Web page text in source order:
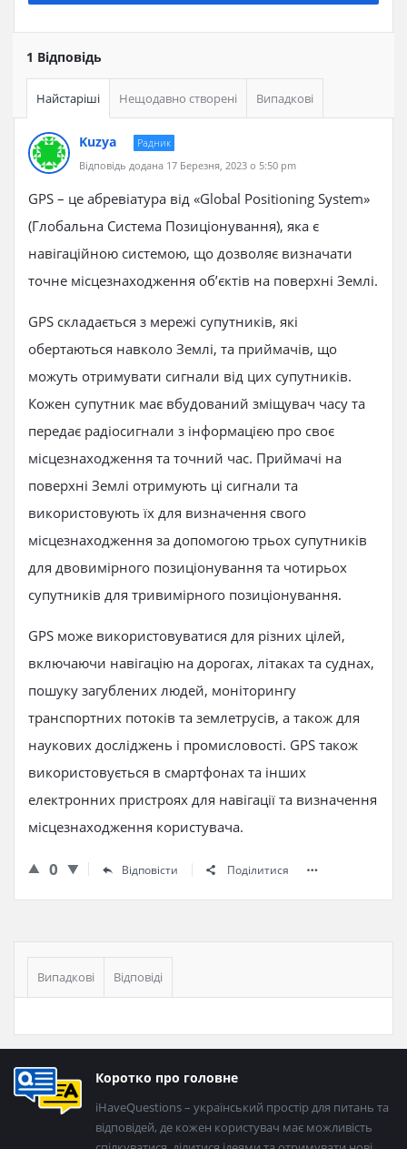
1 Відповідь
Найстаріші Нещодавно створені Випадкові
Kuzya
Радник
Відповідь додана 17 Березня, 2023 о 5:50 pm
GPS – це абревіатура від «Global Positioning System»
(Глобальна Система Позиціонування), яка є
навігаційною системою, що дозволяє визначати
точне місцезнаходження об’єктів на поверхні Землі.
GPS складається з мережі супутників, які
обертаються навколо Землі, та приймачів, що
можуть отримувати сигнали від цих супутників.
Кожен супутник має вбудований зміщувач часу та
передає радіосигнали з інформацією про своє
місцезнаходження та точний час. Приймачі на
поверхні Землі отримують ці сигнали та
використовують їх для визначення свого
місцезнаходження за допомогою трьох супутників
для двовимірного позиціонування та чотирьох
супутників для тривимірного позиціонування.
GPS може використовуватися для різних цілей,
включаючи навігацію на дорогах, літаках та суднах,
пошуку загублених людей, моніторингу
транспортних потоків та землетрусів, а також для
наукових досліджень і промисловості. GPS також
використовується в смартфонах та інших
електронних пристроях для навігації та визначення
місцезнаходження користувача.
0 Відповісти Поділитися
Бічна
панель
Випадкові Відповіді
Нижній
колонтитул
Коротко про головне
iHaveQuestions – український простір для питань та
відповідей, де кожен користувач має можливість